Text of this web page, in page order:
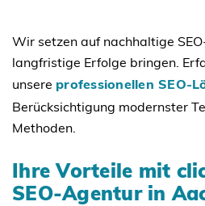
Wir setzen auf nachhaltige
langfristige Erfolge bringen.
unsere professionellen SEO-
Berücksichtigung modernster
Methoden.
Ihre Vorteile mit
SEO-Agentur in